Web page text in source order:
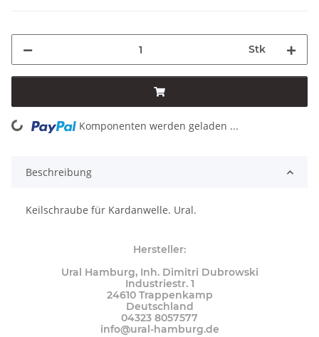
Stk
Loading... Komponenten werden geladen ...
Beschreibung
Keilschraube für Kardanwelle. Ural.
Hersteller:
Ural Hamburg, Inh. Dimitri Dubrowski
Industriestr. 1
24610 Trappenkamp
Deutschland
04323 8057577
info@ural-hamburg.de